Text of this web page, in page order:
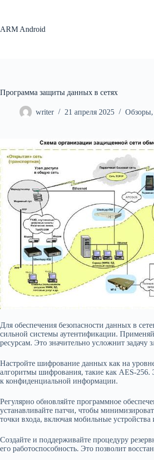
ARM Android
Программа защиты данных в сетях
writer 21 апреля 2025 Обзоры,
Для обеспечения безопасности данных в
сильной системы аутентификации.
ресурсам. Это значительно усложнит
Настройте шифрование данных как на
алгоритмы шифрования, такие как AES-256.
к конфиденциальной информации.
Регулярно обновляйте программное
устанавливайте патчи, чтобы
точки входа, включая мобильные
Создайте и поддерживайте процедуру
его работоспособность. Это позволит